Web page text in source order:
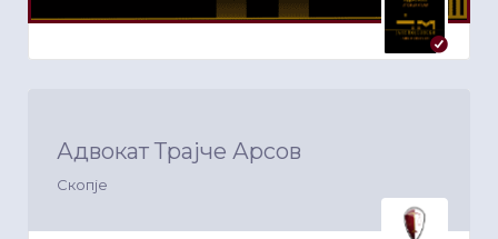
Адвокат Трајче Арсов
Скопје